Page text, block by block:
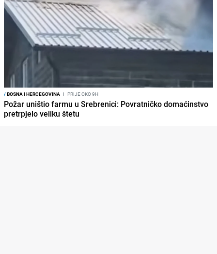
/BOSNA I HERCEGOVINA I PRIJE OKO 9H
Požar uništio farmu u Srebrenici: Povratničko domaćinstvo
pretrpjelo veliku štetu